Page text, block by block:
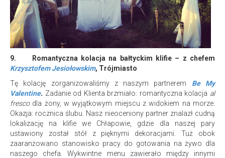
9.
Romantyczna kolacja na bałtyckim klifie – z chefem
Krzysztofem Jesiołowskim, Trójmiasto
Tę kolację zorganizowaliśmy z naszym partnerem Be My
Valentine. Zadanie od Klienta brzmiało: romantyczna kolacja al
frescodla żony, w wyjątkowym miejscu z widokiem na morze.
Okazja: rocznica ślubu. Nasz nieoceniony partner znalazł cudną
lokalizację na klifie we Chłapowie, gdzie dla naszej pary
ustawiony został stół z pięknymi dekoracjami. Tuż obok
zaaranżowano stanowisko pracy do gotowania na żywo dla
naszego chefa. Wykwintne menu zawierało między innymi